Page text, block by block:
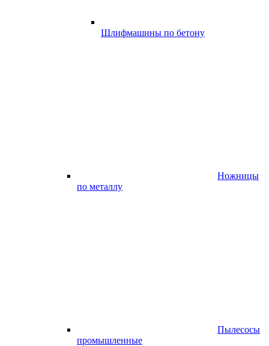
Шлифмашины по бетону
Ножницы
по металлу
Пылесосы
промышленные